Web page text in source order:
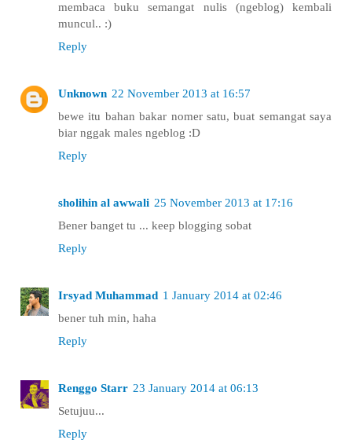
membaca buku semangat nulis (ngeblog) kembali
muncul.. :)
Reply
Unknown 22 November 2013 at 16:57
bewe itu bahan bakar nomer satu, buat semangat saya
biar nggak males ngeblog :D
Reply
sholihin al awwali 25 November 2013 at 17:16
Bener banget tu ... keep blogging sobat
Reply
Irsyad Muhammad 1 January 2014 at 02:46
bener tuh min, haha
Reply
Renggo Starr 23 January 2014 at 06:13
Setujuu...
Reply